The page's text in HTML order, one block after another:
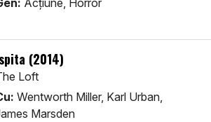
Acţiune, Horror
(2014)
Loft
Wentworth Miller, Karl Urban,
Marsden